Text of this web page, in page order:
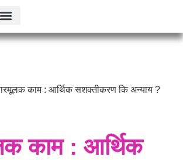
काम : आर्थिक सशक्तीकरण कि अन्याय ?
काम : आर्थिक